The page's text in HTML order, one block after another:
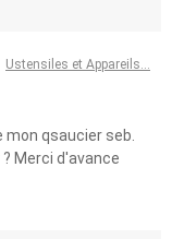
Ustensiles et Appareils...
qsaucier seb.
Merci d'avance